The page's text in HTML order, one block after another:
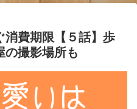
消費期限【５話】歩
の撮影場所も